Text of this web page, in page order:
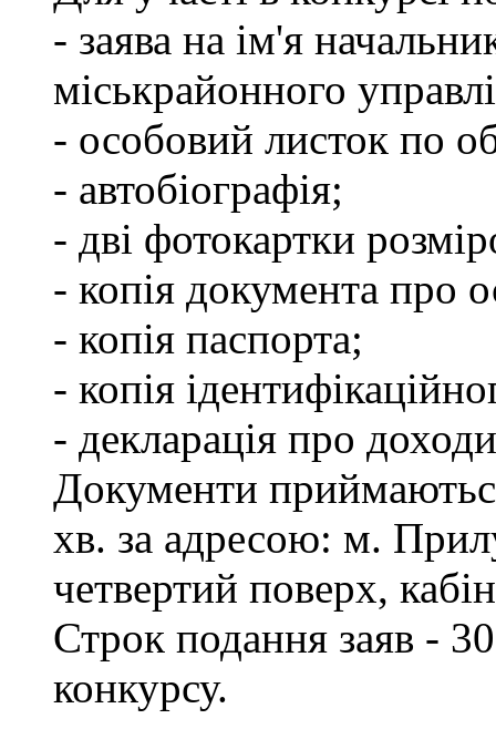
- заява на ім'я
міськрайонного
- особовий листок по
- автобіографія;
- дві фотокартки
- копія документа про
- копія паспорта;
- копія
- декларація про
Документи
хв. за адресою: м.
четвертий поверх,
Строк подання заяв -
конкурсу.